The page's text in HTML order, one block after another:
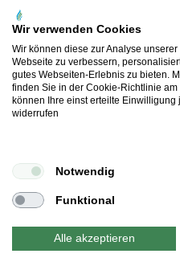
AGB
Datenschutz
Impressum
Wir verwenden Cookies
Wir können diese zur Analyse
Webseite zu verbessern,
gutes Webseiten-Erlebnis zu bieten.
finden Sie in der Cookie-Richtlinie
können Ihre einst erteilte
widerrufen
Notwendig
Funktional
Alle akzeptieren